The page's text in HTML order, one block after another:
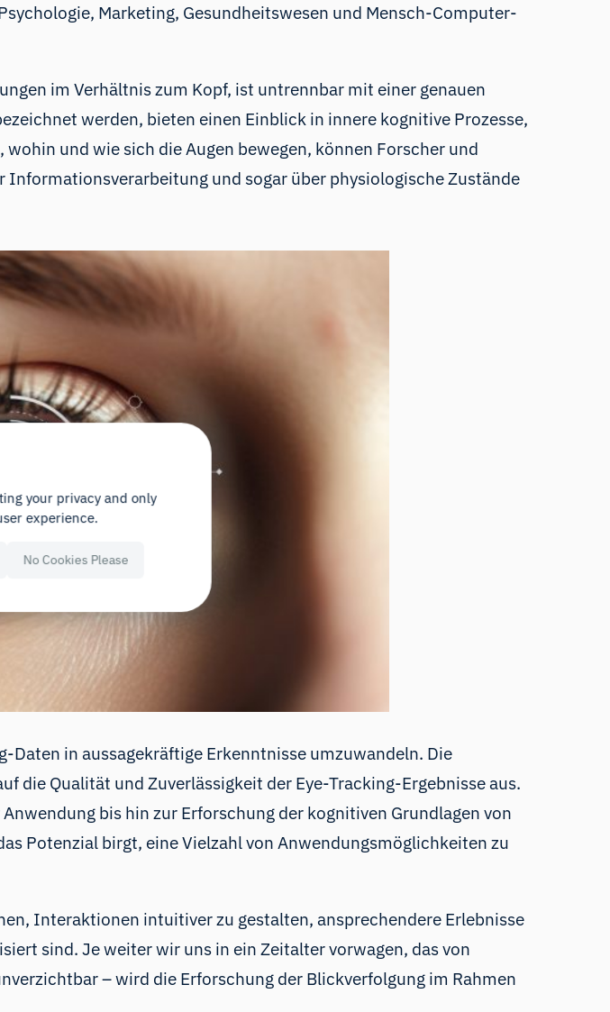
Marketing, Gesundheitswesen und Mensch-Computer-
im Verhältnis zum Kopf, ist untrennbar mit einer genauen
werden, bieten einen Einblick in innere kognitive Prozesse,
und wie sich die Augen bewegen, können Forscher und
und sogar über physiologische Zustände
in aussagekräftige Erkenntnisse umzuwandeln. Die
die Qualität und Zuverlässigkeit der Eye-Tracking-Ergebnisse aus.
bis hin zur Erforschung der kognitiven Grundlagen von
Potenzial birgt, eine Vielzahl von Anwendungsmöglichkeiten zu
Interaktionen intuitiver zu gestalten, ansprechendere Erlebnisse
sind. Je weiter wir uns in ein Zeitalter vorwagen, das von
– wird die Erforschung der Blickverfolgung im Rahmen
your privacy and only
experience.
No Cookies Please